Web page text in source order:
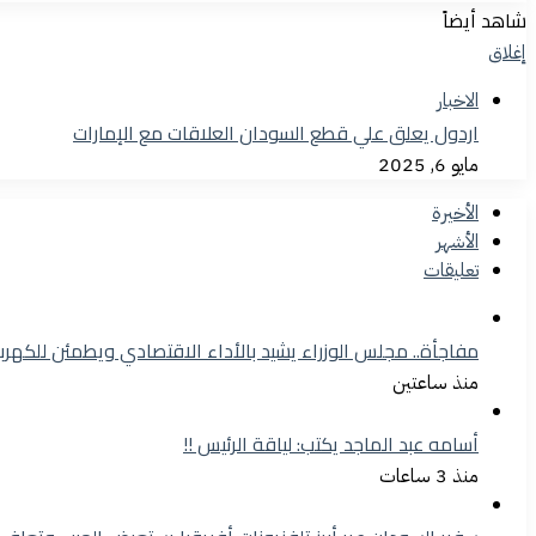
شاهد أيضاً
إغلاق
الاخبار
اردول يعلق علي قطع السودان العلاقات مع الإمارات
مايو 6, 2025
الأخيرة
الأشهر
تعليقات
مفاجأة.. مجلس الوزراء يشيد بالأداء الاقتصادي ويطمئن
منذ ساعتين
أسامه عبد الماجد يكتب: لياقة الرئيس !!
منذ 3 ساعات